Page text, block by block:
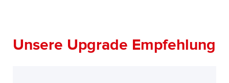
Unsere Upgrade Empfehlung